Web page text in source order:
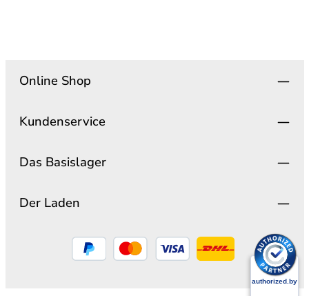
Online Shop
Kundenservice
Das Basislager
Der Laden